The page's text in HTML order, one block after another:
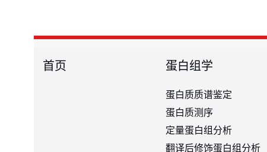
首页 蛋白组学
蛋白质质谱鉴定
蛋白质测序
定量蛋白组分析
翻译后修饰蛋白组分析